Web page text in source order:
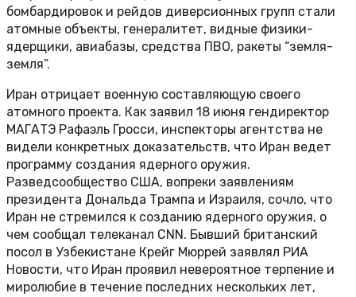
бомбардировок и рейдов диверсионных групп стали
атомные объекты, генералитет, видные физики-
ядерщики, авиабазы, средства ПВО, ракеты “земля-
земля”.
Иран отрицает военную составляющую своего
атомного проекта. Как заявил 18 июня гендиректор
МАГАТЭ Рафаэль Гросси, инспекторы агентства не
видели конкретных доказательств, что Иран ведет
программу создания ядерного оружия.
Разведсообщество США, вопреки заявлениям
президента Дональда Трампа и Израиля, сочло, что
Иран не стремился к созданию ядерного оружия, о
чем сообщал телеканал CNN. Бывший британский
посол в Узбекистане Крейг Мюррей заявлял РИА
Новости, что Иран проявил невероятное терпение и
миролюбие в течение последних нескольких лет,